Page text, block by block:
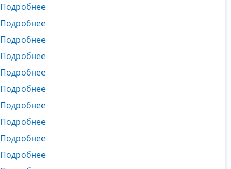
Подробнее
Подробнее
Подробнее
Подробнее
Подробнее
Подробнее
Подробнее
Подробнее
Подробнее
Подробнее